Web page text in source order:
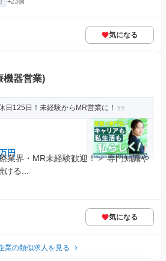
気になる
機器営業)
日125日！未経験からMR営業に！
円
業界・MR未経験歓迎！＞ 専門知識や
る...
気になる
業の類似求人を見る